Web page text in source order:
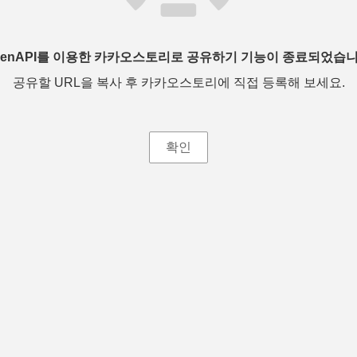
를 이용한 카카오스토리로 공유하기 기능이 종료되었습
공유할 URL을 복사 후 카카오스토리에 직접 등록해 보세요.
확인